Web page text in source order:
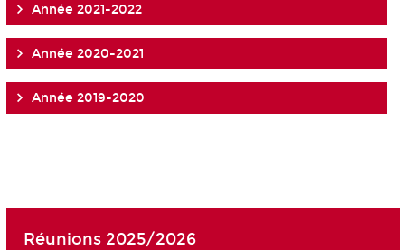
Année 2021-2022
Année 2020-2021
Année 2019-2020
Réunions 2025/2026